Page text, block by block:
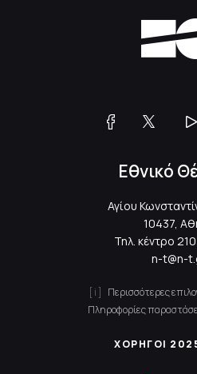
Εθνικό
Αγίου
10437,
Τηλ. κέντρο
n-t@n-
Περισσότερες
Πληροφορίες
ΧΟΡΗΓΟΙ